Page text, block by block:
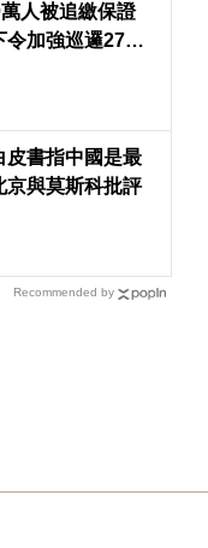
人被追繳保證
加強巡邏27座
皮書指中國是最
與莫斯科批評
Recommended by